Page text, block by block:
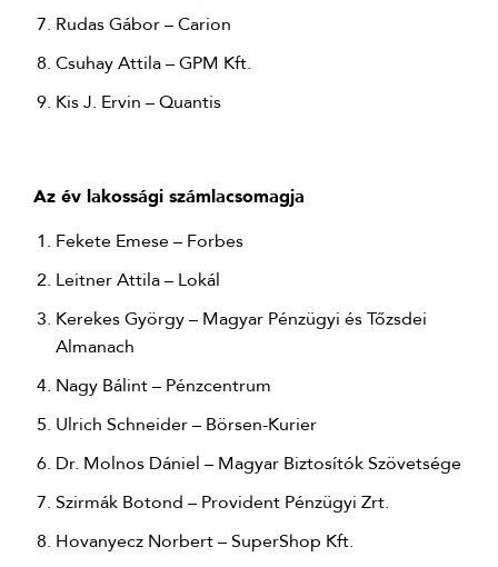
Rudas Gábor – Carion
Csuhay Attila – GPM Kft.
Kis J. Ervin – Quantis
Az év lakossági számlacsomagja
Fekete Emese – Forbes
Leitner Attila – Lokál
Kerekes György – Magyar Pénzügyi és Tőzsdei
Almanach
Nagy Bálint – Pénzcentrum
Ulrich Schneider – Börsen-Kurier
Dr. Molnos Dániel – Magyar Biztosítók Szövetsége
Szirmák Botond – Provident Pénzügyi Zrt.
Hovanyecz Norbert – SuperShop Kft.